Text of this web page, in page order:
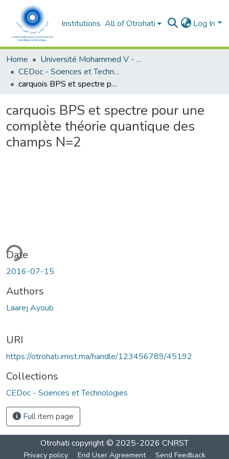
Institutions All of Otrohati Log In
Home
Université Mohammed V - Rabat
CEDoc - Sciences et Technologies
carquois BPS et spectre pour une complète théorie quantique des champs N=2
carquois BPS et spectre pour une
complète théorie quantique des
champs N=2
Date
2016-07-15
Authors
Laarej Ayoub
URI
https://otrohati.imist.ma/handle/123456789/45192
Collections
CEDoc - Sciences et Technologies
Full item page
Otrohati copyright © 2025-2026 CNRST
Privacy policy End User Agreement Send Feedback